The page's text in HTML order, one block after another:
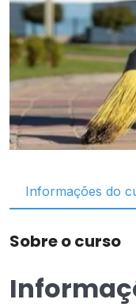
Informações do
Sobre o curso